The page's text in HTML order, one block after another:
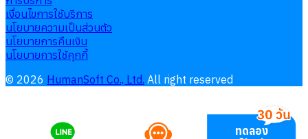
เงื่อนไขการใช้บริการ
นโยบายความเป็นส่วนตัว
นโยบายการคืนเงิน
นโยบายการใช้คุกกี้
© 2026 HumanSoft Co., Ltd. All right reserved
ทดลอง